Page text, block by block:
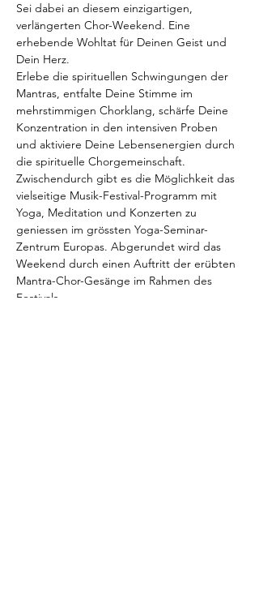
Sei dabei an diesem einzigartigen,
verlängerten Chor-Weekend. Eine
erhebende Wohltat für Deinen Geist und
Dein Herz.
Erlebe die spirituellen Schwingungen der
Mantras, entfalte Deine Stimme im
mehrstimmigen Chorklang, schärfe Deine
Konzentration in den intensiven Proben
und aktiviere Deine Lebensenergien durch
die spirituelle Chorgemeinschaft.
Zwischendurch gibt es die Möglichkeit das
vielseitige Musik-Festival-Programm mit
Yoga, Meditation und Konzerten zu
geniessen im grössten Yoga-Seminar-
Zentrum Europas. Abgerundet wird das
Weekend durch einen Auftritt der erübten
Mantra-Chor-Gesänge im Rahmen des
Festivals.